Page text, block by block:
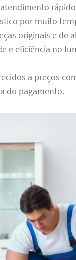
por muito
originais e de
e eficiência no
a preços
do pagamento.